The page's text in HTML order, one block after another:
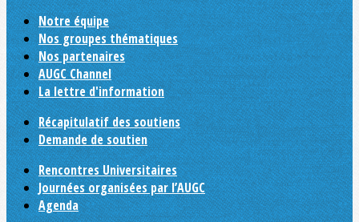
Notre équipe
Nos groupes thématiques
Nos partenaires
AUGC Channel
La lettre d'information
Récapitulatif des soutiens
Demande de soutien
Rencontres Universitaires
Journées organisées par l’AUGC
Agenda